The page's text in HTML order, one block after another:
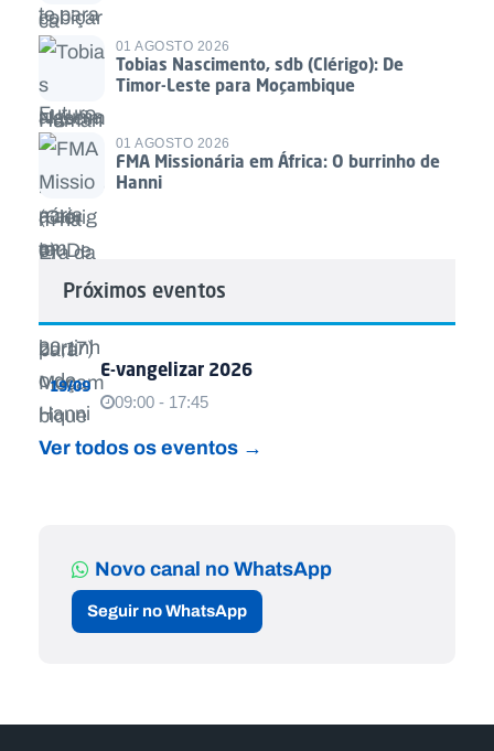
01 AGOSTO 2026
Tobias Nascimento, sdb (Clérigo): De
Timor-Leste para Moçambique
01 AGOSTO 2026
FMA Missionária em África: O burrinho de
Hanni
Próximos eventos
19/09
E-vangelizar 2026
09:00 - 17:45
Ver todos os eventos →
Novo canal no WhatsApp
Seguir no WhatsApp